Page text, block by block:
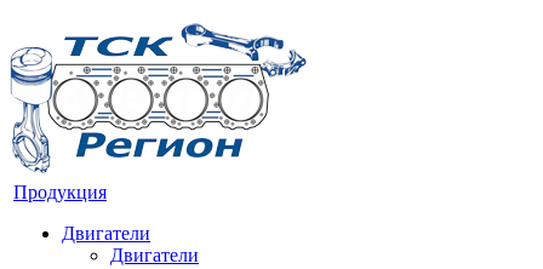
Продукция
Двигатели
Двигатели